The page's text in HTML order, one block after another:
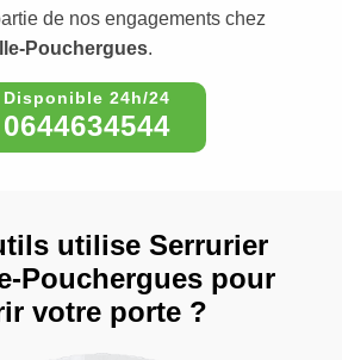
de nos engagements chez
Pouchergues.
0644634544
utilise Serrurier
Pouchergues pour
votre porte ?